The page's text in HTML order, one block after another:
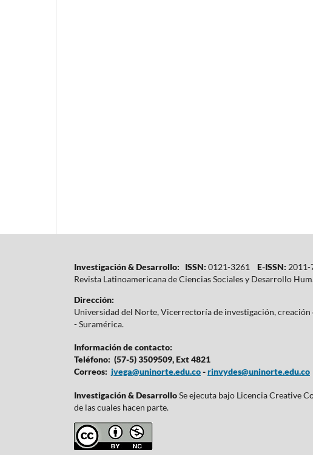
Investigación & Desarrollo: ISSN: 0121-3261 E-ISSN: 2011-
Revista Latinoamericana de Ciencias Sociales y Desarrollo
Dirección:
Universidad del Norte, Vicerrectoría de investigación,
- Suramérica.
Información de contacto:
Teléfono: (57-5) 3509509, Ext 4821
Correos: jvega@uninorte.edu.co-rinvydes@uninorte.edu.co
Investigación & DesarrolloSe ejecuta bajo Licencia Creative
de las cuales hacen parte.